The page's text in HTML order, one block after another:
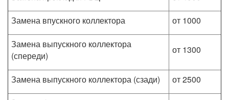
Замена впускного коллектора
от 1000
Замена выпускного коллектора
(спереди)
от 1300
Замена выпускного коллектора (сзади)
от 2500